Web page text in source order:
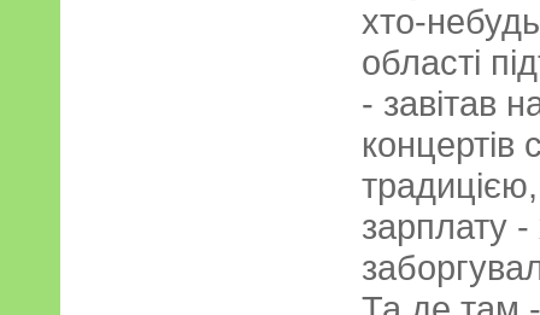
хто-
області
- завітав
зарплату